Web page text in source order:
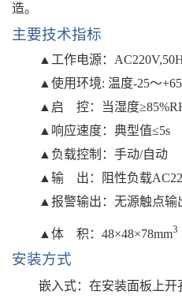
造。
主要技术指标
▲工作电源：
▲使用环境: 温度-25～
▲启
控： 当湿度≥85
▲响应速度：典型值≤5s
▲ 负载控制 ： 手动/自动
▲输
出：阻性负载
▲ 报警输出：无源触点输
▲体 积： 48×48×78mm3
安装方式
嵌入式：在安装面板上开